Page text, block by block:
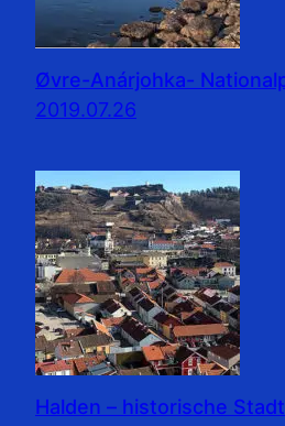
Øvre-Anárjohka-
2019.07.26
Halden – historische